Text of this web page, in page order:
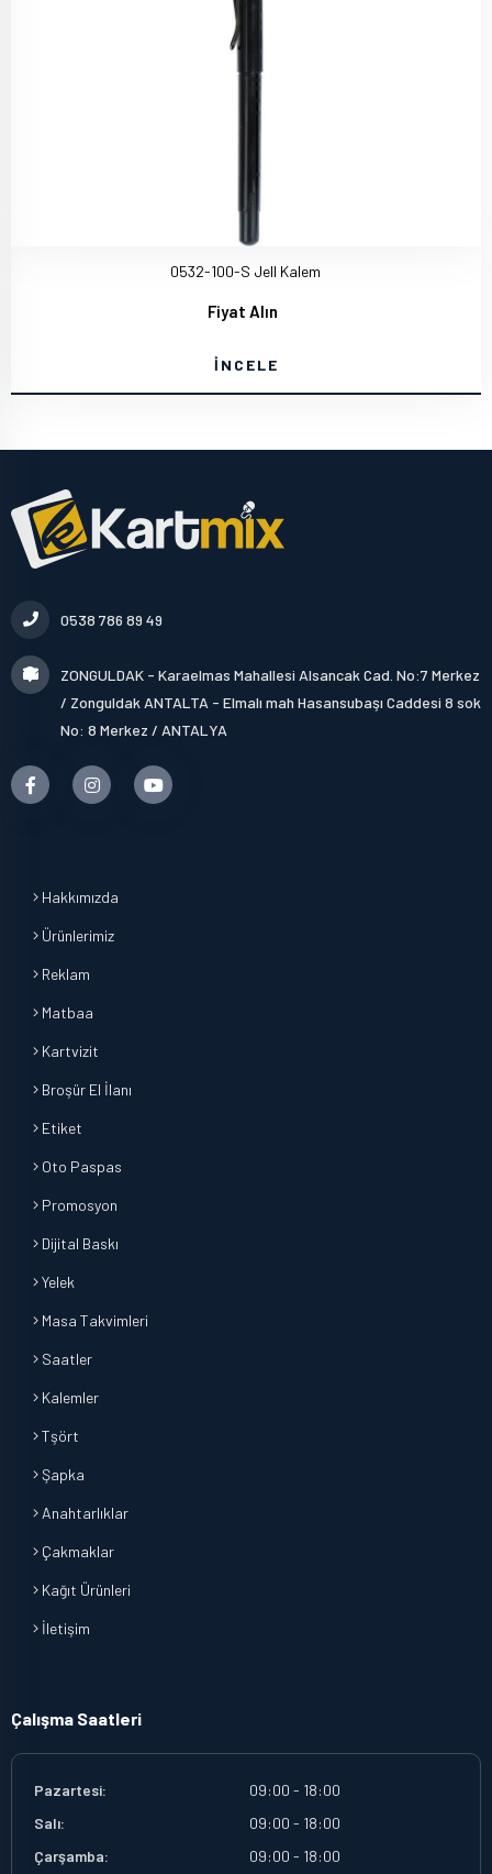
0532-100-S Jell Kalem
Fiyat Alın
İNCELE
0538 786 89 49
ZONGULDAK - Karaelmas Mahallesi Alsancak Cad. No:7 Merkez
/ Zonguldak ANTALTA - Elmalı mah Hasansubaşı Caddesi 8 sok
No: 8 Merkez / ANTALYA
Hakkımızda
Ürünlerimiz
Reklam
Matbaa
Kartvizit
Broşür El İlanı
Etiket
Oto Paspas
Promosyon
Dijital Baskı
Yelek
Masa Takvimleri
Saatler
Kalemler
Tşört
Şapka
Anahtarlıklar
Çakmaklar
Kağıt Ürünleri
İletişim
Çalışma Saatleri
Pazartesi:
09:00 - 18:00
Salı:
09:00 - 18:00
Çarşamba:
09:00 - 18:00